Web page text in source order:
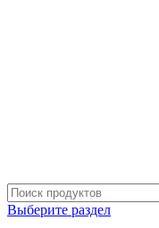
Выберите раздел